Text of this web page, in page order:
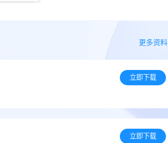
更多资料
立即下载
立即下载